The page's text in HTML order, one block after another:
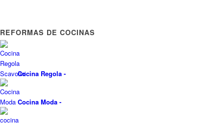
REFORMAS DE COCINAS
Cocina Regola -
Cocina Moda -